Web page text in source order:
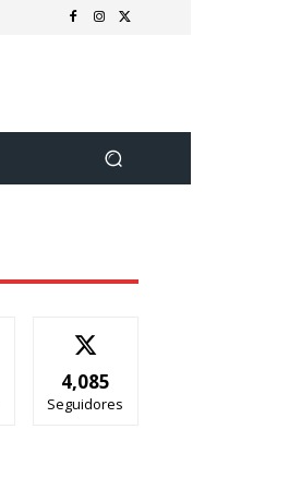
4,085
Seguidores